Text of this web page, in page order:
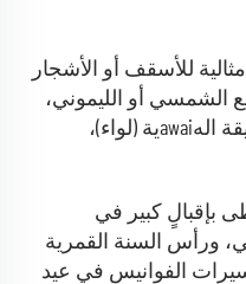
للأسقف أو الأشجار
الشمسي أو الليموني،
والاحتفالات الخارجية على الطريقة الهawaiية (لواء)،
بإقبالٍ كبير في
ورأس السنة القمرية
الفوانيس في عيد